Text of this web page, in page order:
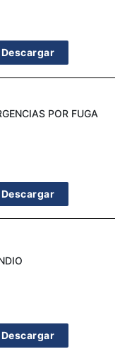
Descargar
POR FUGA
Descargar
Descargar